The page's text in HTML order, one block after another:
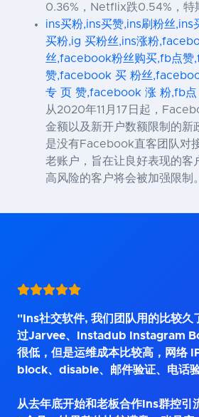
0.36%，Netflix跌0.54%，特
ins买粉,ins买赞,ins刷粉丝,ins
买粉,ig 买粉丝,ins涨粉
丝,facebook粉丝购买,fb点赞
赞,facebook 买 粉丝
专 页 赞,facebook 涨 粉,fb点
从2020年11月17日起，
金额以及新开户数额限制的新
是没有Facebook直客团队对
老账户，旨在让良好表现的客
高风险的客户将会被加强限
"Ins社交软件, 我们团队用的比较久
过Jarvee、Instadub Instagram
很低，但是运维成本比较高，网络
block、disable、邮件验证、电话验
从去年底开始和老板合作Ins群控引